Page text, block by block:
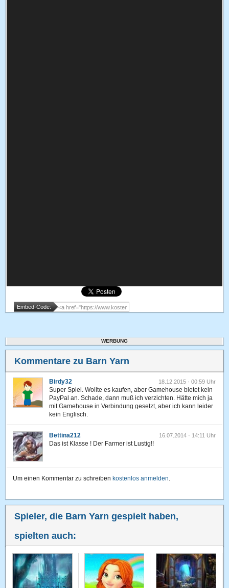
Embed-Code:
WERBUNG
Kommentare zu Barn Yarn
Birdy32 18.12.2015 · 00:59 Uhr
Super Spiel. Wollte es kaufen, aber Gamehouse bietet kein
PayPal an. Schade, dann muß ich verzichten. Hätte mich ja
mit Gamehouse in Verbindung gesetzt, aber ich kann leider
kein Englisch.
Bettina212 16.07.2014 · 14:11 Uhr
Das ist Klasse ! Der Farmer ist Lustig!!
Um einen Kommentar zu schreiben kostenlos anmelden.
Spieler, die Barn Yarn gespielt haben,
spielten auch: